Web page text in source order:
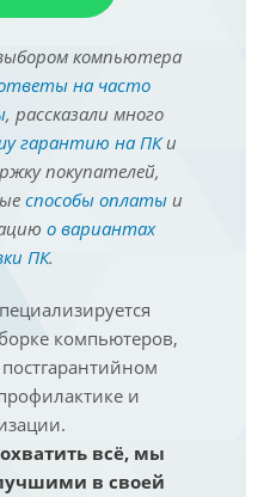
компьютера
на часто
, рассказали много
гарантию на ПКи
покупателей,
способы оплатыи
о вариантах
ПК.
компьютеров,
и
всё, мы
в своей